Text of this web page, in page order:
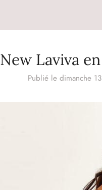
New Laviva
Publié le dimanche